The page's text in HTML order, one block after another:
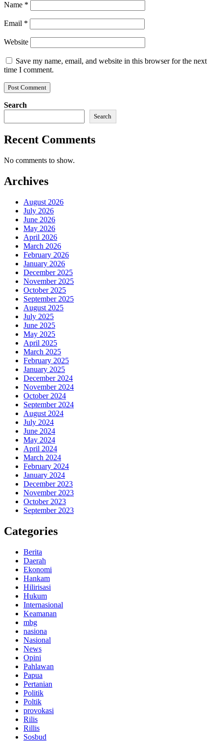
Name *
Email *
Website
Save my name, email, and website in this browser for the next
time I comment.
Search
Search
Recent Comments
No comments to show.
Archives
August 2026
July 2026
June 2026
May 2026
April 2026
March 2026
February 2026
January 2026
December 2025
November 2025
October 2025
September 2025
August 2025
July 2025
June 2025
May 2025
April 2025
March 2025
February 2025
January 2025
December 2024
November 2024
October 2024
September 2024
August 2024
July 2024
June 2024
May 2024
April 2024
March 2024
February 2024
January 2024
December 2023
November 2023
October 2023
September 2023
Categories
Berita
Daerah
Ekonomi
Hankam
Hilirisasi
Hukum
Internasional
Keamanan
mbg
nasiona
Nasional
News
Opini
Pahlawan
Papua
Pertanian
Politik
Poltik
provokasi
Rilis
Rillis
Sosbud